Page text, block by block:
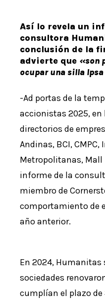
Así­ lo revela un
consultora
conclusión de la
advierte que «son
ocupar una silla
-Ad portas de la
accionistas 2025, en
directorios de
Andinas, BCI,
Metropolitanas, Mall
informe de la
miembro de
comportamiento de
año anterior.
En 2024, Humanitas
sociedades
cumplían el plazo de